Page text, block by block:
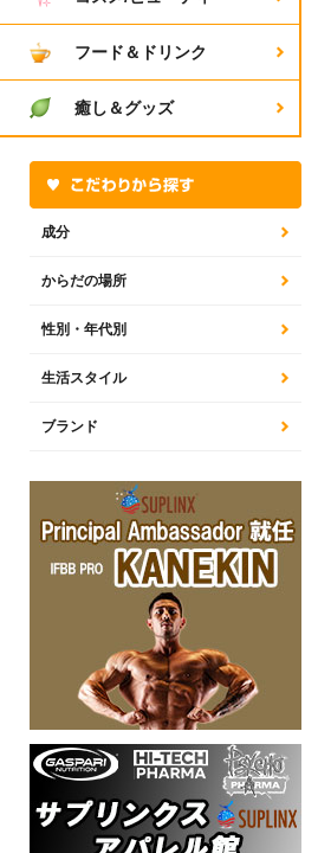
EFX（高純
粒 All
オールアメ
アミノマックス 8000（プ
Gaspari Nutrition（ギャス
フード＆ドリンク
癒し＆グッズ
成分
からだの場所
性別・年代別
生活スタイル
ブランド